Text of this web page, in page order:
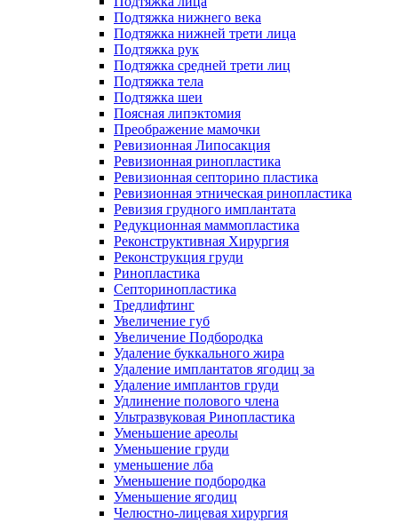
Подтяжка нижнего века
Подтяжка нижней трети лица
Подтяжка рук
Подтяжка средней трети лиц
Подтяжка тела
Подтяжка шеи
Поясная липэктомия
Преображение мамочки
Ревизионная Липосакция
Ревизионная ринопластика
Ревизионная септорино пластика
Ревизионная этническая ринопластика
Ревизия грудного имплантата
Редукционная маммопластика
Реконструктивная Хирургия
Реконструкция груди
Ринопластика
Септоринопластика
Тредлифтинг
Увеличение губ
Увеличение Подбородка
Удаление буккального жира
Удаление имплантатов ягодиц за
Удаление имплантов груди
Удлинение полового члена
Ультразвуковая Ринопластика
Уменьшение ареолы
Уменьшение груди
уменьшение лба
Уменьшение подбородка
Уменьшение ягодиц
Челюстно-лицевая хирургия